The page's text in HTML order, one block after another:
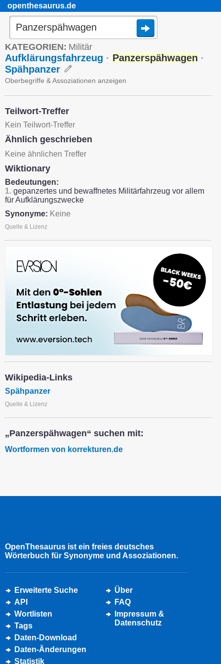
openthesaurus.de
KATEGORIEN: Militär
Aufklärungsfahrzeug · Panzerspähwagen ·
Spähpanzer
Oberbegriffe & Assoziationen anzeigen
Teilwort-Treffer
Kein Teilwort-Treffer
Ähnlich geschrieben
Keine ähnlichen Treffer
Wiktionary
Bedeutungen:
1. gepanzertes und bewaffnetes Militärfahrzeug vor allem
für Aufklärungszwecke
Synonyme: Keine
Quelle & Lizenz
Wikipedia-Links
Spähpanzer
Quelle & Lizenz
„Panzerspähwagen“ suchen mit:
Wortformen von korrekturen.de
OpenThesaurus ist ein freies deutsches
Wörterbuch für Synonyme und Assoziationen.
Erweiterte Suche
API
Wortlisten
Tags
Daten-Download
Daten-Änderungen
Statistik
Über
FAQ
Impressum &
Datenschutz